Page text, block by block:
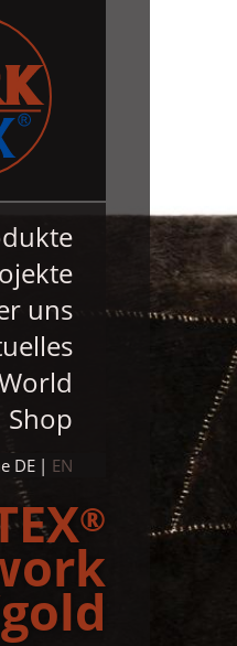
uns
Shop
DE EN
®